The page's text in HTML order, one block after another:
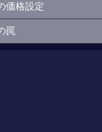
価格設定
罠